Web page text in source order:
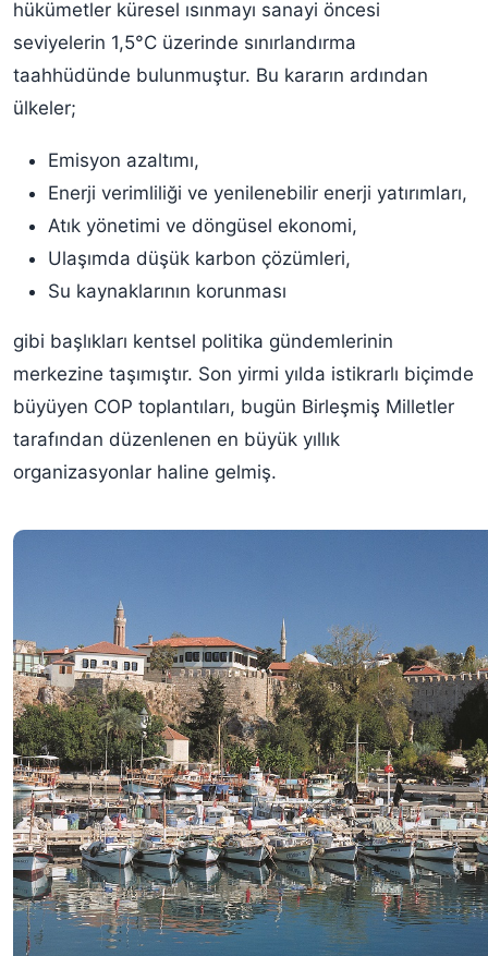
hükümetler küresel ısınmayı sanayi öncesi
seviyelerin 1,5°C üzerinde sınırlandırma
taahhüdünde bulunmuştur. Bu kararın ardından
ülkeler;
Emisyon azaltımı,
Enerji verimliliği ve yenilenebilir enerji yatırımları,
Atık yönetimi ve döngüsel ekonomi,
Ulaşımda düşük karbon çözümleri,
Su kaynaklarının korunması
gibi başlıkları kentsel politika gündemlerinin
merkezine taşımıştır. Son yirmi yılda istikrarlı biçimde
büyüyen COP toplantıları, bugün Birleşmiş Milletler
tarafından düzenlenen en büyük yıllık
organizasyonlar haline gelmiş.